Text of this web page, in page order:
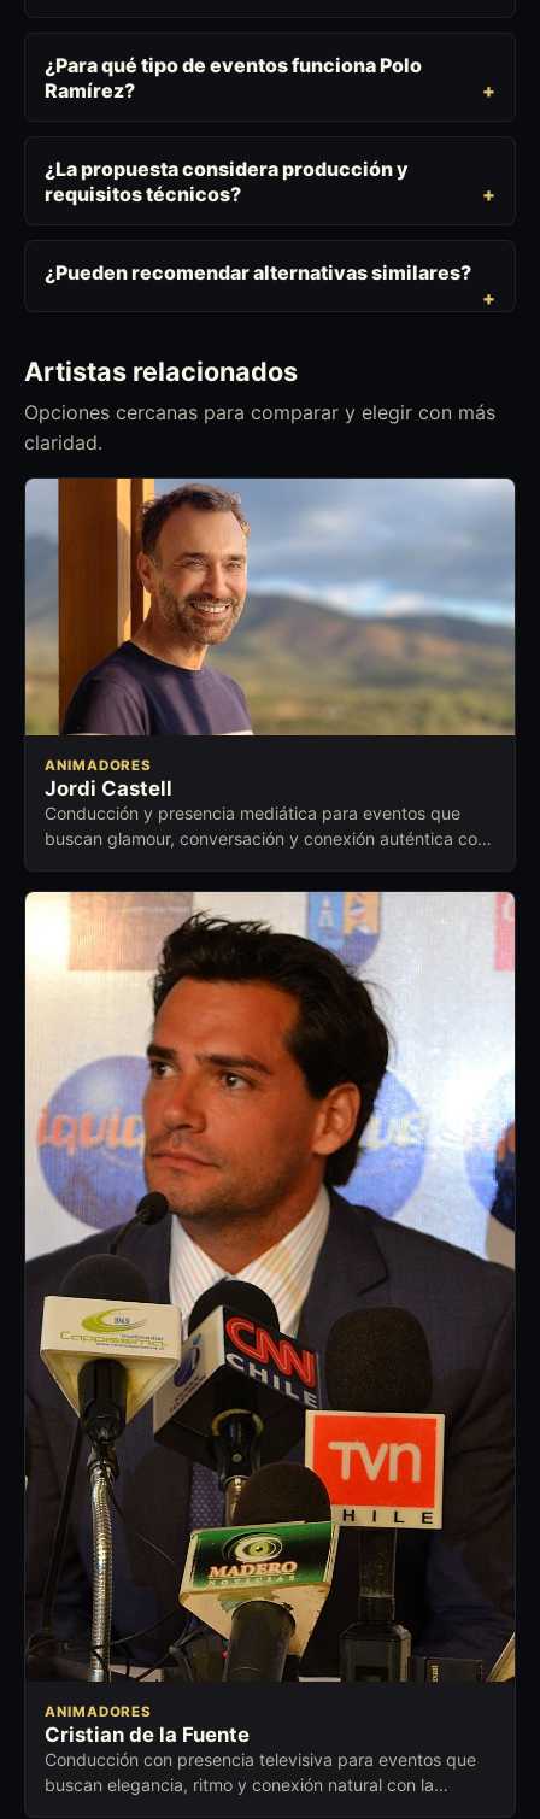
¿Para qué tipo de eventos funciona Polo
Ramírez?
¿La propuesta considera producción y
requisitos técnicos?
¿Pueden recomendar alternativas similares?
Artistas relacionados
Opciones cercanas para comparar y elegir con más
claridad.
ANIMADORES
Jordi Castell
Conducción y presencia mediática para eventos que
buscan glamour, conversación y conexión auténtica con
ANIMADORES
Cristian de la Fuente
Conducción con presencia televisiva para eventos que
buscan elegancia, ritmo y conexión natural con la